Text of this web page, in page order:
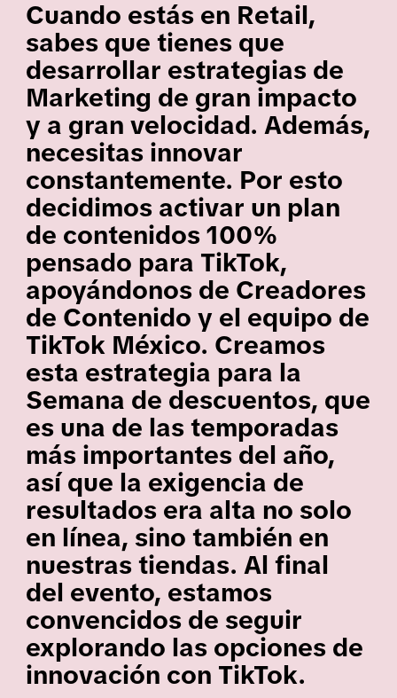
Cuando estás en Retail,
sabes que tienes que
desarrollar estrategias de
Marketing de gran impacto
y a gran velocidad. Además,
necesitas innovar
constantemente. Por esto
decidimos activar un plan
de contenidos 100%
pensado para TikTok,
apoyándonos de Creadores
de Contenido y el equipo de
TikTok México. Creamos
esta estrategia para la
Semana de descuentos, que
es una de las temporadas
más importantes del año,
así que la exigencia de
resultados era alta no solo
en línea, sino también en
nuestras tiendas. Al final
del evento, estamos
convencidos de seguir
explorando las opciones de
innovación con TikTok.